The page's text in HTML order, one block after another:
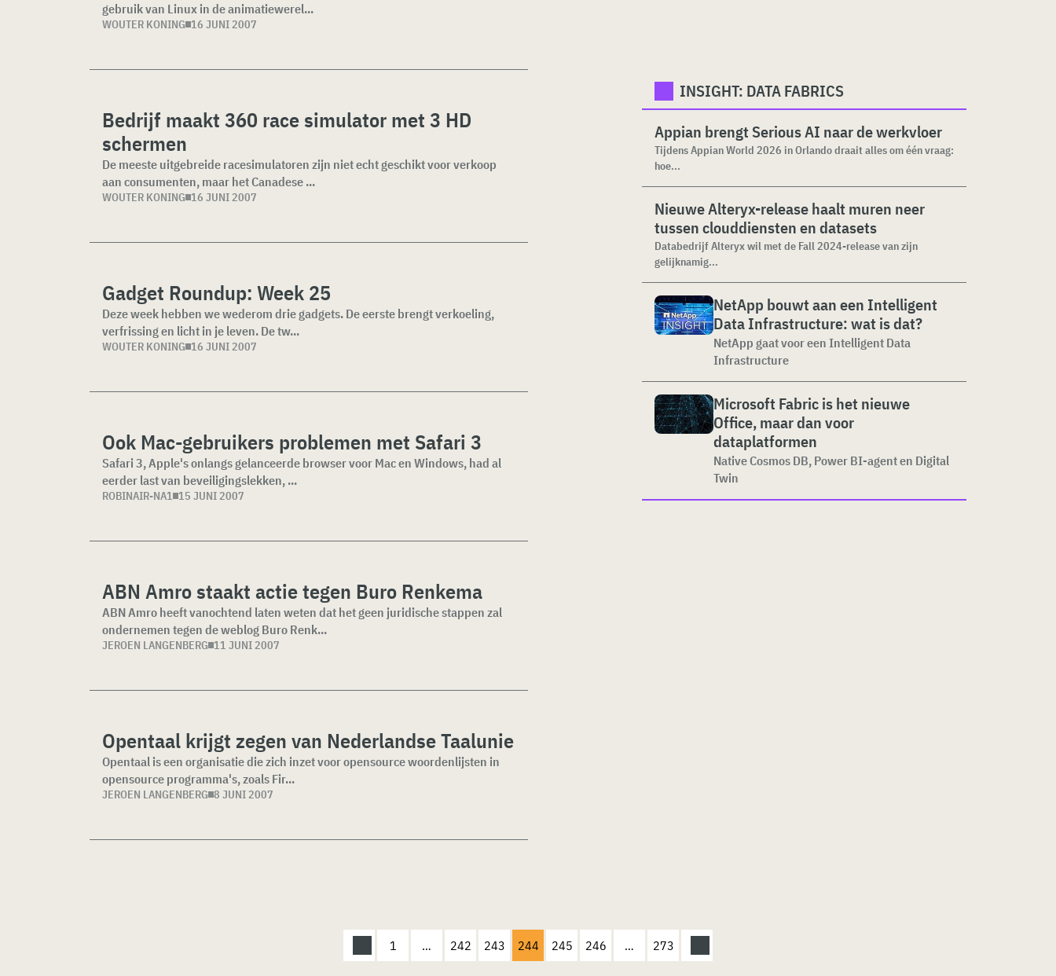
gebruik van Linux in de animatiewerel...
WOUTER KONING 16 JUNI 2007
Bedrijf maakt 360 race simulator met 3 HD
schermen
De meeste uitgebreide racesimulatoren zijn niet echt geschikt voor verkoop
aan consumenten, maar het Canadese ...
WOUTER KONING 16 JUNI 2007
Gadget Roundup: Week 25
Deze week hebben we wederom drie gadgets. De eerste brengt verkoeling,
verfrissing en licht in je leven. De tw...
WOUTER KONING 16 JUNI 2007
Ook Mac-gebruikers problemen met Safari 3
Safari 3, Apple's onlangs gelanceerde browser voor Mac en Windows, had al
eerder last van beveiligingslekken, ...
ROBINAIR-NA1 15 JUNI 2007
ABN Amro staakt actie tegen Buro Renkema
ABN Amro heeft vanochtend laten weten dat het geen juridische stappen zal
ondernemen tegen de weblog Buro Renk...
JEROEN LANGENBERG 11 JUNI 2007
Opentaal krijgt zegen van Nederlandse Taalunie
Opentaal is een organisatie die zich inzet voor opensource woordenlijsten in
opensource programma's, zoals Fir...
JEROEN LANGENBERG 8 JUNI 2007
INSIGHT: DATA FABRICS
Appian brengt Serious AI naar de werkvloer
Tijdens Appian World 2026 in Orlando draait alles om één vraag:
hoe...
Nieuwe Alteryx-release haalt muren neer
tussen clouddiensten en datasets
Databedrijf Alteryx wil met de Fall 2024-release van zijn
gelijknamig...
NetApp bouwt aan een Intelligent
Data Infrastructure: wat is dat?
NetApp gaat voor een Intelligent Data
Infrastructure
Microsoft Fabric is het nieuwe
Office, maar dan voor
dataplatformen
Native Cosmos DB, Power BI-agent en Digital
Twin
1 … 242 243 244 245 246 … 273